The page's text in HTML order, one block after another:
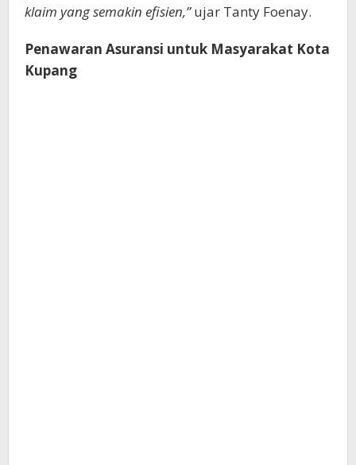
klaim yang semakin efisien,”ujar Tanty Foenay.
Penawaran Asuransi untuk Masyarakat Kota
Kupang